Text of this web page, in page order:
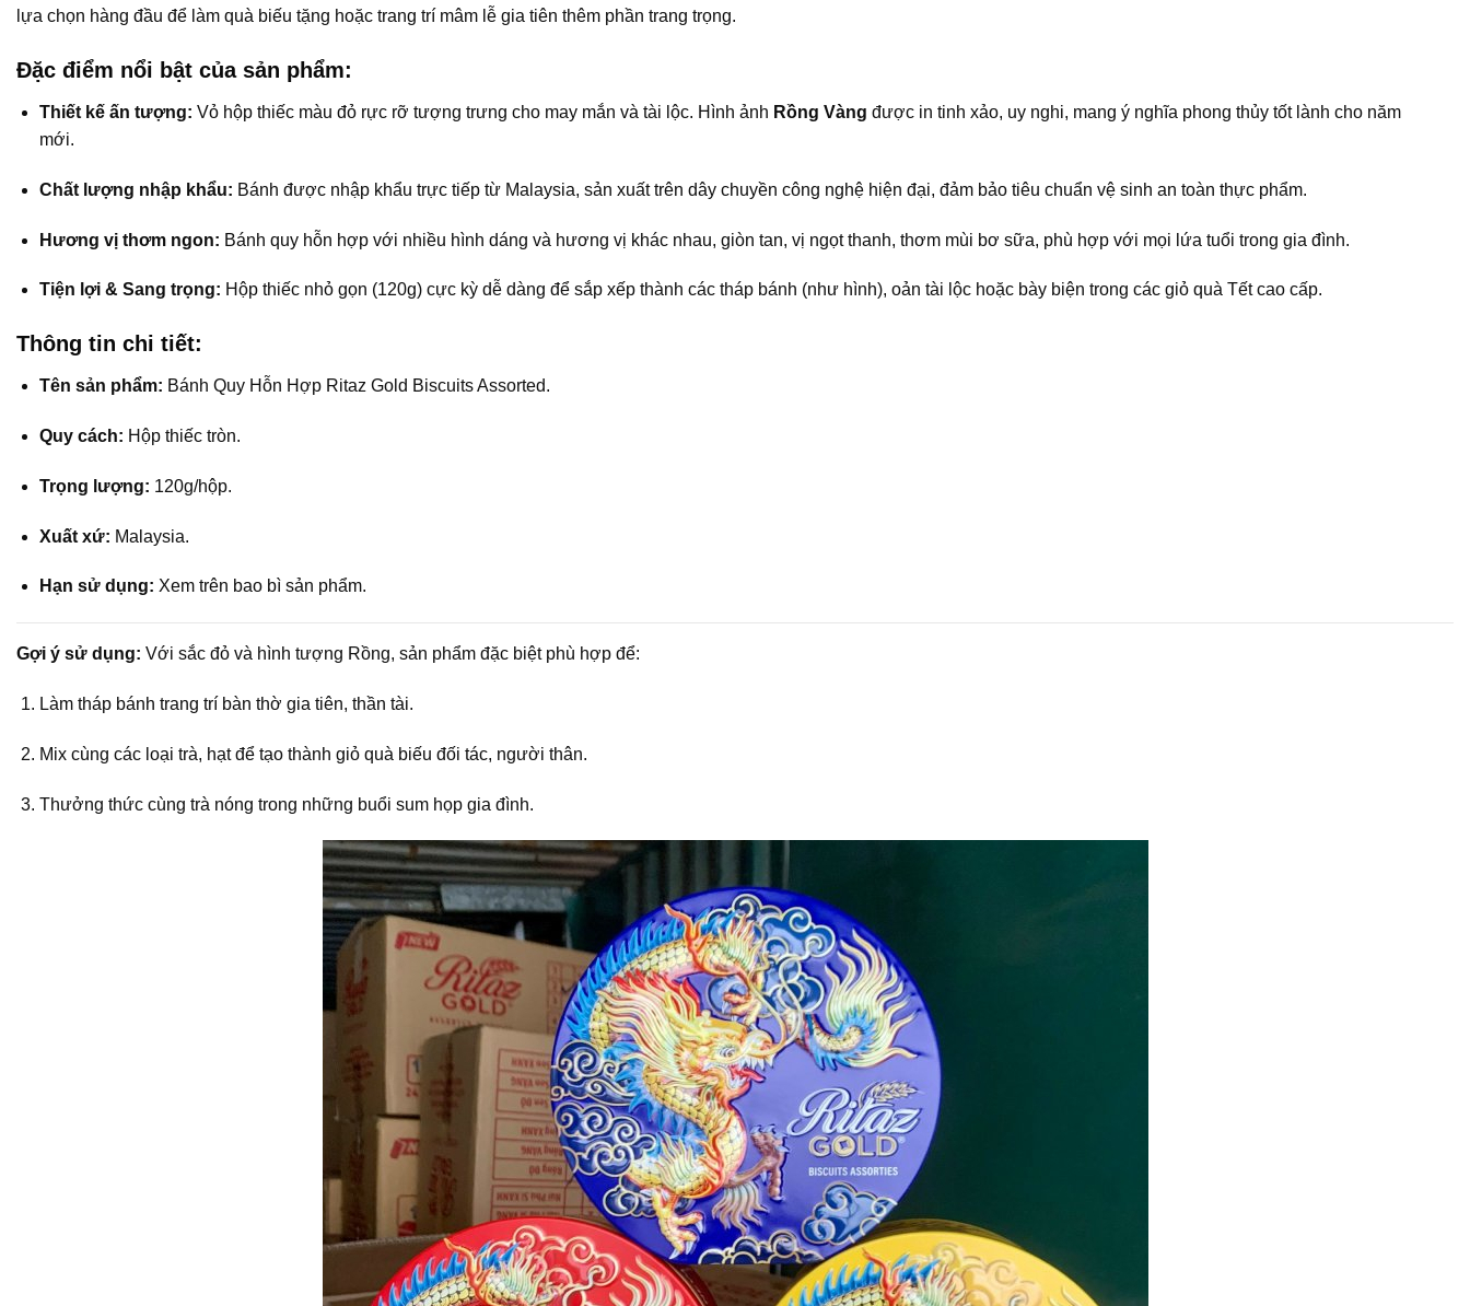
lựa chọn hàng đầu để làm quà biếu tặng hoặc trang trí mâm lễ gia tiên thêm phần trang trọng.
Đặc điểm nổi bật của sản phẩm:
Thiết kế ấn tượng: Vỏ hộp thiếc màu đỏ rực rỡ tượng trưng cho may mắn và tài lộc. Hình ảnh Rồng Vàng được in tinh xảo, uy nghi, mang ý nghĩa phong thủy tốt lành cho năm
mới.
Chất lượng nhập khẩu: Bánh được nhập khẩu trực tiếp từ Malaysia, sản xuất trên dây chuyền công nghệ hiện đại, đảm bảo tiêu chuẩn vệ sinh an toàn thực phẩm.
Hương vị thơm ngon: Bánh quy hỗn hợp với nhiều hình dáng và hương vị khác nhau, giòn tan, vị ngọt thanh, thơm mùi bơ sữa, phù hợp với mọi lứa tuổi trong gia đình.
Tiện lợi & Sang trọng: Hộp thiếc nhỏ gọn (120g) cực kỳ dễ dàng để sắp xếp thành các tháp bánh (như hình), oản tài lộc hoặc bày biện trong các giỏ quà Tết cao cấp.
Thông tin chi tiết:
Tên sản phẩm: Bánh Quy Hỗn Hợp Ritaz Gold Biscuits Assorted.
Quy cách: Hộp thiếc tròn.
Trọng lượng: 120g/hộp.
Xuất xứ: Malaysia.
Hạn sử dụng: Xem trên bao bì sản phẩm.
Gợi ý sử dụng: Với sắc đỏ và hình tượng Rồng, sản phẩm đặc biệt phù hợp để:
Làm tháp bánh trang trí bàn thờ gia tiên, thần tài.
Mix cùng các loại trà, hạt để tạo thành giỏ quà biếu đối tác, người thân.
Thưởng thức cùng trà nóng trong những buổi sum họp gia đình.